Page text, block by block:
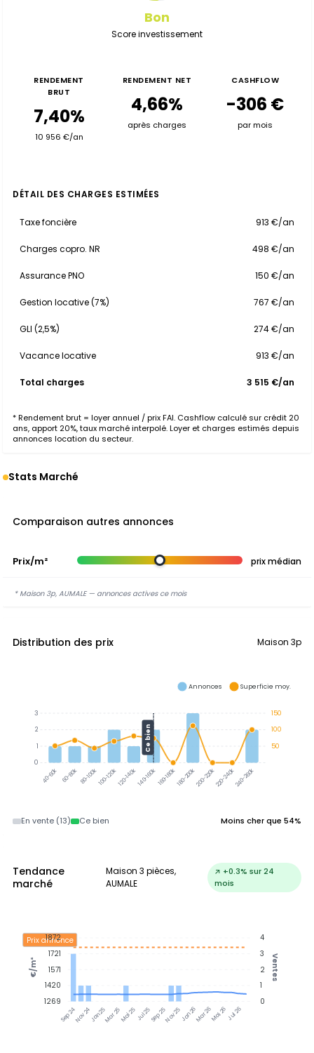
Bon
Score investissement
RENDEMENT
BRUT
7,40%
10 956 €/an
RENDEMENT NET
4,66%
après charges
CASHFLOW
-306 €
par mois
DÉTAIL DES CHARGES ESTIMÉES
Taxe foncière 913 €/an
Charges copro. NR 498 €/an
Assurance PNO 150 €/an
Gestion locative (7%) 767 €/an
GLI (2,5%) 274 €/an
Vacance locative 913 €/an
Total charges 3 515 €/an
* Rendement brut = loyer annuel / prix FAI. Cashflow calculé sur crédit 20
ans, apport 20%, taux marché interpolé. Loyer et charges estimés depuis
annonces location du secteur.
Stats Marché
Comparaison autres annonces
Prix/m² prix médian
* Maison 3p, AUMALE — annonces actives ce mois
Distribution des prix Maison 3p
40-60k 60-80k 80-100k100-120k120-140k140-160k160-180k180-200k200-220k220-240k240-260k
Ce bien
150
100
50
3
2
1
0
Annonces Superficie moy.
En vente (13) Ce bien Moins cher que 54%
Tendance
marché
Maison 3 pièces,
AUMALE
↗ +0.3% sur 24
mois
Sep 24Nov 24Jan 25Mar 25Mai 25Jul 25Sep 25Nov 25Jan 26Mar 26Mai 26Jul 26
Prix annonce
4
3
2
1
0
Ventes
1872
1721
1571
1420
1269
€/m²